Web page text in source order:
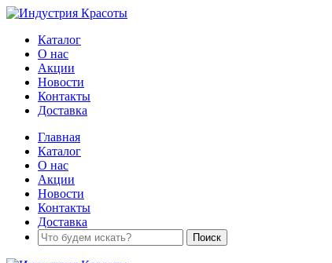
Каталог
О нас
Акции
Новости
Контакты
Доставка
Главная
Каталог
О нас
Акции
Новости
Контакты
Доставка